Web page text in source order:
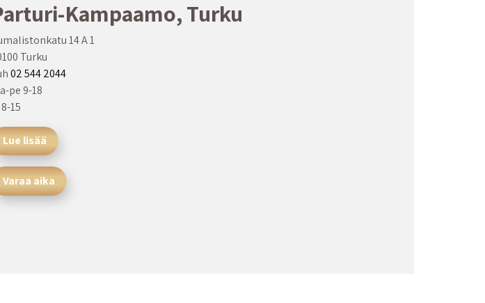
Kampaamo, Turku
14 A 1
Turku
02 544 2044
pe 9-18
15
Lue lisää
Varaa aika